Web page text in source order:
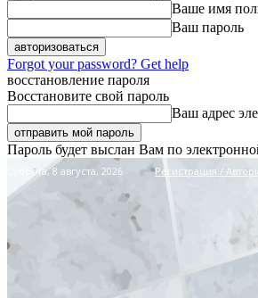
Ваше имя
Ваш пароль
Forgot your password? Get help
восстановление пароля
Восстановите свой пароль
Ваш адрес
Пароль будет выслан Вам по
Суббота, 8 августа, 2026 Регистрация /